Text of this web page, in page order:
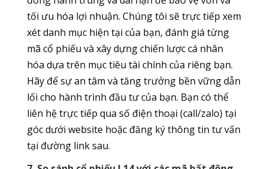
tối ưu hóa lợi nhuận. Chúng tôi sẽ trực tiếp xem
xét danh mục hiện tại của bạn, đánh giá từng
mã cổ phiếu và xây dựng chiến lược cá nhân
hóa dựa trên mục tiêu tài chính của riêng bạn.
Hãy để sự an tâm và tăng trưởng bền vững dẫn
lối cho hành trình đầu tư của bạn. Bạn có thể
liên hệ trực tiếp qua số điện thoại (call/zalo) tại
góc dưới website hoặc đăng ký thông tin tư vấn
tại đường link sau.